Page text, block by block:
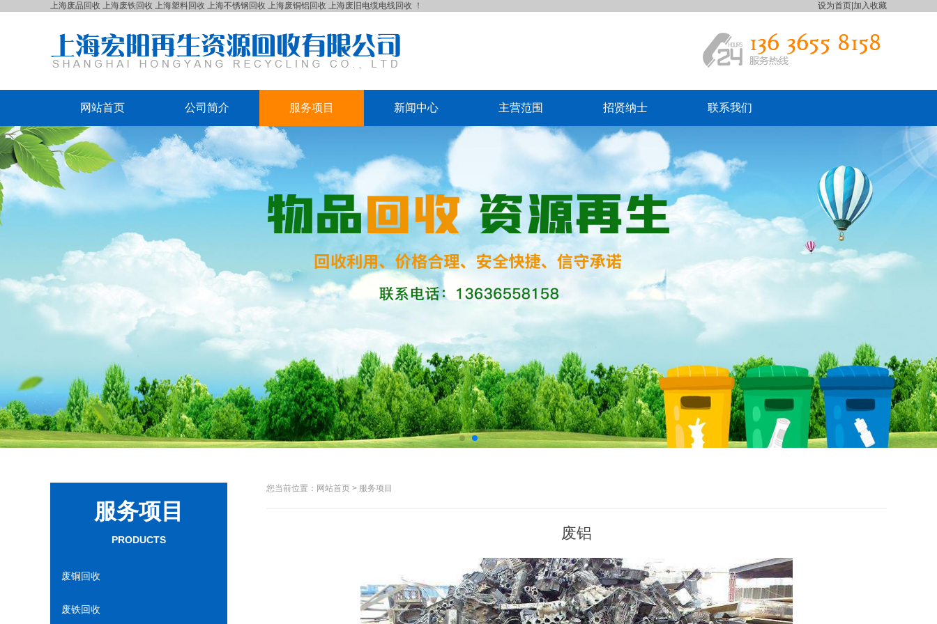
上海废品回收 上海废铁回收 上海塑料回收 上海不锈钢回收 上海废铜铝回收 上海废旧电缆电线回收 ！ 设为首页 加入收藏
网站首页 公司简介 服务项目 新闻中心 主营范围 招贤纳士 联系我们
服务项目
PRODUCTS
废铜回收
废铁回收
您当前位置：网站首页 > 服务项目
废铝